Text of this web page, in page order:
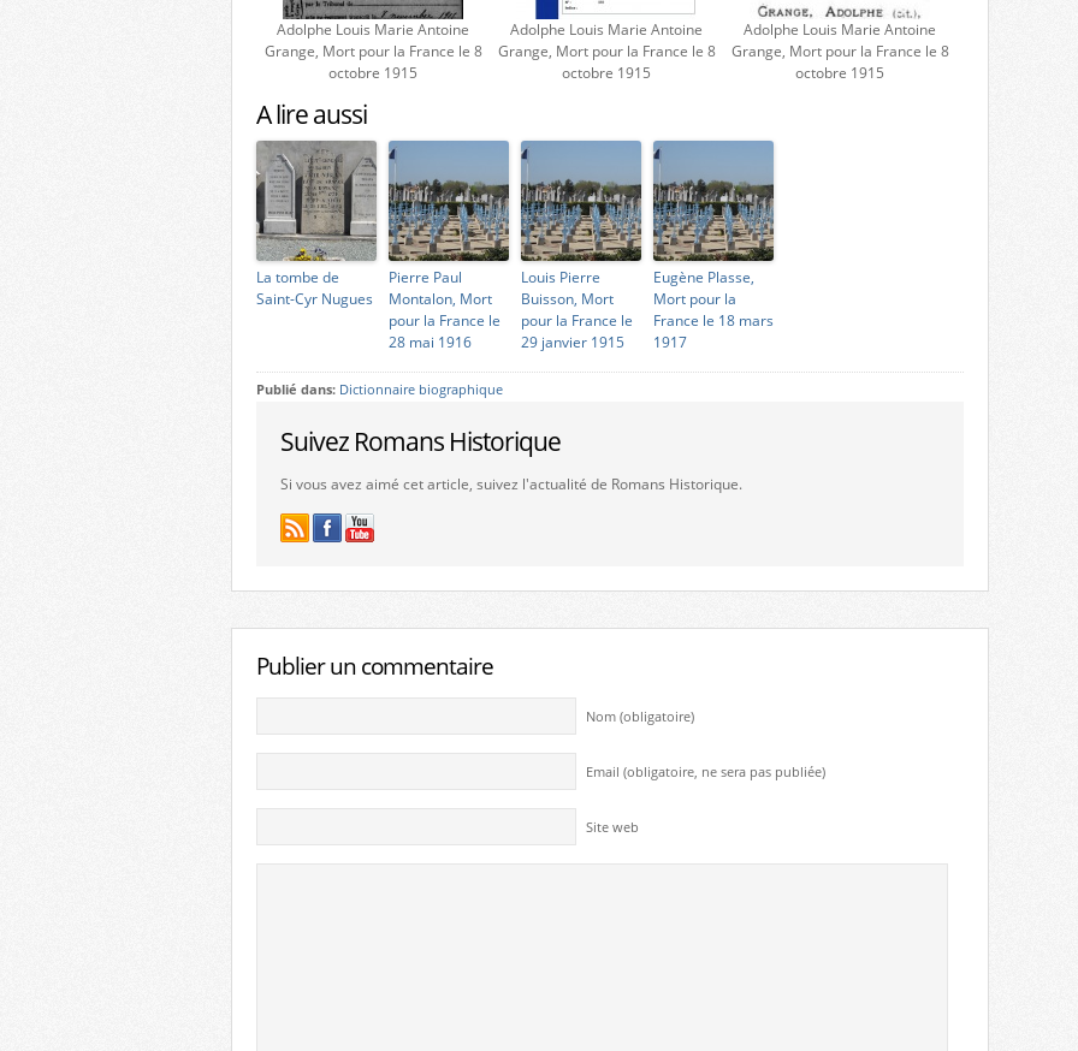
Adolphe Louis Marie Antoine
Grange, Mort pour la France le 8
octobre 1915
Adolphe Louis Marie Antoine
Grange, Mort pour la France le 8
octobre 1915
Adolphe Louis Marie Antoine
Grange, Mort pour la France le 8
octobre 1915
A lire aussi
La tombe de
Saint-Cyr Nugues
Pierre Paul
Montalon, Mort
pour la France le
28 mai 1916
Louis Pierre
Buisson, Mort
pour la France le
29 janvier 1915
Eugène Plasse,
Mort pour la
France le 18 mars
1917
Publié dans: Dictionnaire biographique
Suivez Romans Historique
Si vous avez aimé cet article, suivez l'actualité de Romans Historique.
Publier un commentaire
Nom (obligatoire)
Email (obligatoire, ne sera pas publiée)
Site web